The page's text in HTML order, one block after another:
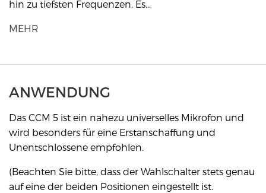
hin zu tiefsten Frequenzen. Es...
MEHR
ANWENDUNG
Das CCM 5 ist ein nahezu universelles Mikrofon und
wird besonders für eine Erstanschaffung und
Unentschlossene empfohlen.
(Beachten Sie bitte, dass der Wahlschalter stets genau
auf eine der beiden Positionen eingestellt ist.